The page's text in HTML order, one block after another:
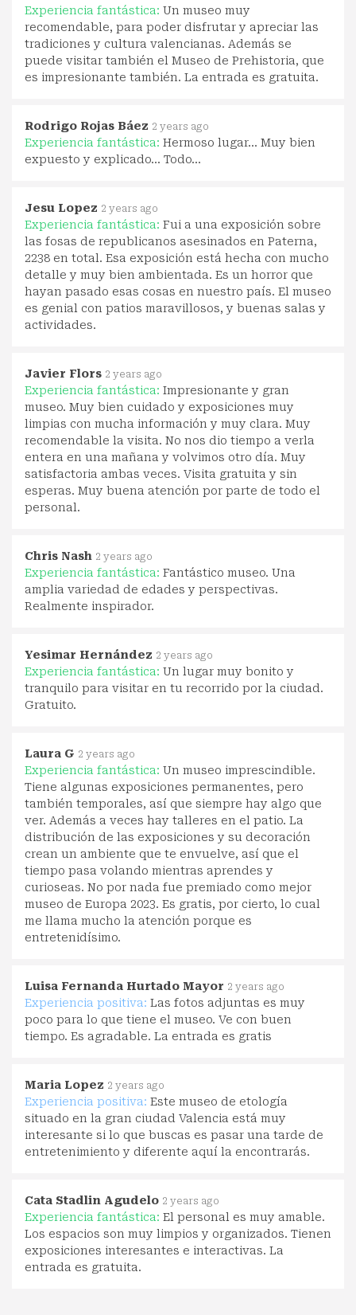
Experiencia fantástica: Un museo muy
recomendable, para poder disfrutar y apreciar las
tradiciones y cultura valencianas. Además se
puede visitar también el Museo de Prehistoria, que
es impresionante también. La entrada es gratuita.
Rodrigo Rojas Báez 2 years ago
Experiencia fantástica: Hermoso lugar... Muy bien
expuesto y explicado... Todo...
Jesu Lopez 2 years ago
Experiencia fantástica: Fui a una exposición sobre
las fosas de republicanos asesinados en Paterna,
2238 en total. Esa exposición está hecha con mucho
detalle y muy bien ambientada. Es un horror que
hayan pasado esas cosas en nuestro país. El museo
es genial con patios maravillosos, y buenas salas y
actividades.
Javier Flors 2 years ago
Experiencia fantástica: Impresionante y gran
museo. Muy bien cuidado y exposiciones muy
limpias con mucha información y muy clara. Muy
recomendable la visita. No nos dio tiempo a verla
entera en una mañana y volvimos otro día. Muy
satisfactoria ambas veces. Visita gratuita y sin
esperas. Muy buena atención por parte de todo el
personal.
Chris Nash 2 years ago
Experiencia fantástica: Fantástico museo. Una
amplia variedad de edades y perspectivas.
Realmente inspirador.
Yesimar Hernández 2 years ago
Experiencia fantástica: Un lugar muy bonito y
tranquilo para visitar en tu recorrido por la ciudad.
Gratuito.
Laura G 2 years ago
Experiencia fantástica: Un museo imprescindible.
Tiene algunas exposiciones permanentes, pero
también temporales, así que siempre hay algo que
ver. Además a veces hay talleres en el patio. La
distribución de las exposiciones y su decoración
crean un ambiente que te envuelve, así que el
tiempo pasa volando mientras aprendes y
curioseas. No por nada fue premiado como mejor
museo de Europa 2023. Es gratis, por cierto, lo cual
me llama mucho la atención porque es
entretenidísimo.
Luisa Fernanda Hurtado Mayor 2 years ago
Experiencia positiva: Las fotos adjuntas es muy
poco para lo que tiene el museo. Ve con buen
tiempo. Es agradable. La entrada es gratis
Maria Lopez 2 years ago
Experiencia positiva: Este museo de etología
situado en la gran ciudad Valencia está muy
interesante si lo que buscas es pasar una tarde de
entretenimiento y diferente aquí la encontrarás.
Cata Stadlin Agudelo 2 years ago
Experiencia fantástica: El personal es muy amable.
Los espacios son muy limpios y organizados. Tienen
exposiciones interesantes e interactivas. La
entrada es gratuita.